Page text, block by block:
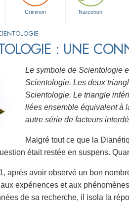
Criminon Narconon
: UNE
Le symbole de Scientologie
Scientologie. Les deux
Scientologie. Le triangle
liées ensemble équivalent à
autre série de facteurs
Malgré tout ce que la
était restée en suspens.
après avoir observé un bon
expériences et aux
de sa recherche, il isola la